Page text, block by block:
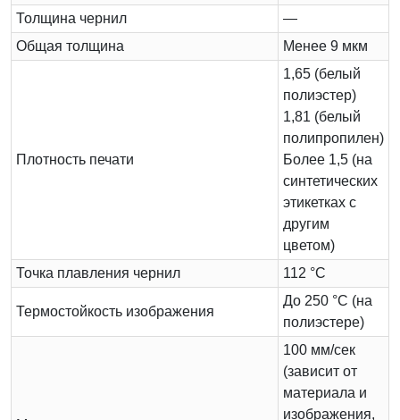
Толщина чернил
—
Общая толщина
Менее 9 мкм
Плотность печати
1,65 (белый
полиэстер)
1,81 (белый
полипропилен)
Более 1,5 (на
синтетических
этикетках с
другим
цветом)
Точка плавления чернил
112 °C
Термостойкость изображения
До 250 °C (на
полиэстере)
100 мм/сек
(зависит от
материала и
изображения,